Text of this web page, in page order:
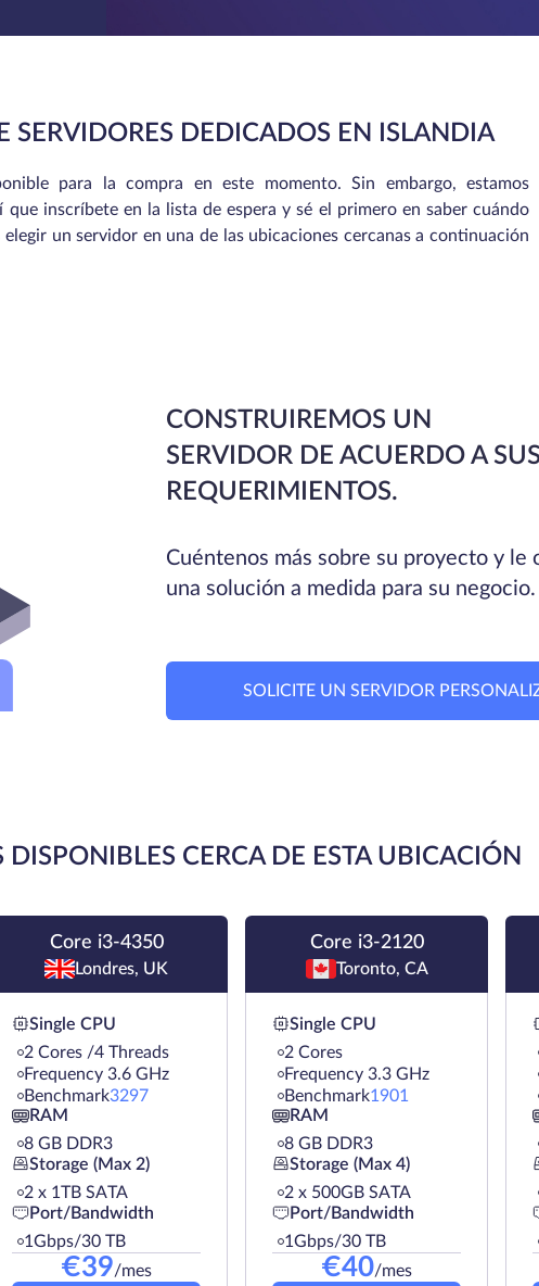
SERVIDORES DEDICADOS EN ISLANDIA
para la compra en este momento. Sin embargo, estamos
inscríbete en la lista de espera y sé el primero en saber cuándo
un servidor en una de las ubicaciones cercanas a continuación
CONSTRUIREMOS UN
SERVIDOR DE ACUERDO A SUS
REQUERIMIENTOS.
Cuéntenos más sobre su proyecto y le
una solución a medida para su negocio.
SOLICITE UN SERVIDOR
CERCA DE ESTA UBICACIÓN
Core i3-4350
Londres, UK
Single CPU
2 Cores /4 Threads
Frequency 3.6 GHz
Benchmark3297
RAM
8 GB DDR3
Storage (Max 2)
2 х 1TB SATA
Port/Bandwidth
1Gbps/30 TB
€39/mes
Core i3-2120
Toronto, CA
Single CPU
2 Cores
Frequency 3.3 GHz
Benchmark1901
RAM
8 GB DDR3
Storage (Max 4)
2 х 500GB SATA
Port/Bandwidth
1Gbps/30 TB
€40/mes